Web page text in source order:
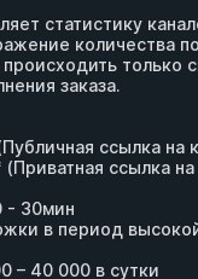
статистику
количества
только
заказа.
ссылка на
(Приватная ссылка на
- 30мин
в период
– 40 000 в сутки